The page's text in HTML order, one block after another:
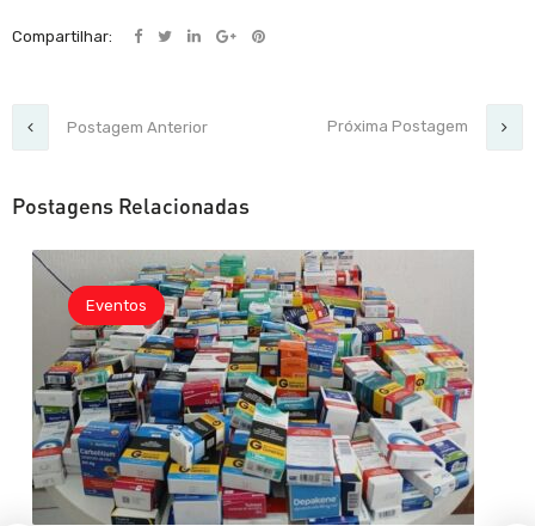
Compartilhar:
Postagem Anterior Próxima Postagem
Postagens Relacionadas
Eventos